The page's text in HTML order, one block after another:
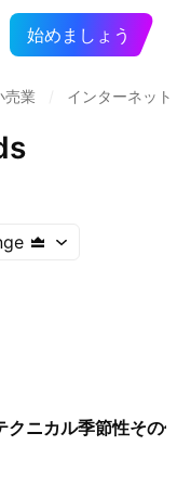
始めましょう
売業 インターネット
クニカル季節性その